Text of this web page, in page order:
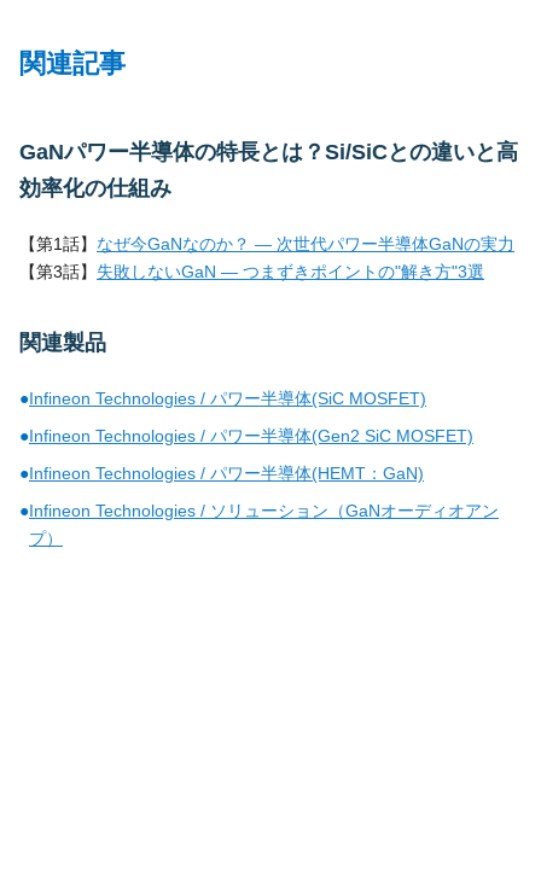
関連記事
GaNパワー半導体の特長とは？Si/SiCとの違いと高
効率化の仕組み
【第1話】 なぜ今GaNなのか？ ― 次世代パワー半導体GaNの実力
【第3話】 失敗しないGaN ― つまずきポイントの"解き方"3選
関連製品
●Infineon Technologies / パワー半導体(SiC MOSFET)
●Infineon Technologies / パワー半導体(Gen2 SiC MOSFET)
●Infineon Technologies / パワー半導体(HEMT：GaN)
●Infineon Technologies / ソリューション（GaNオーディオアン
プ）